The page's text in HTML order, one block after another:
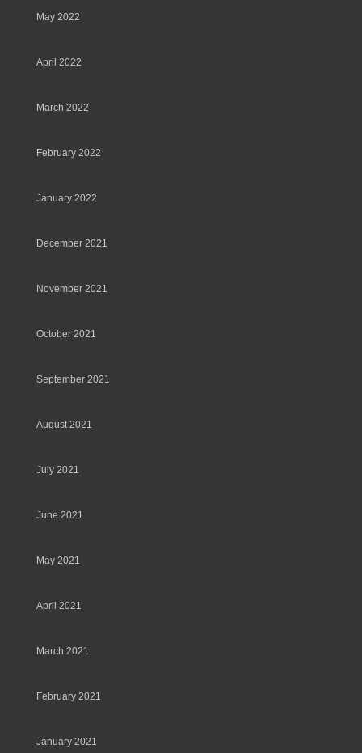
May 2022
April 2022
March 2022
February 2022
January 2022
December 2021
November 2021
October 2021
September 2021
August 2021
July 2021
June 2021
May 2021
April 2021
March 2021
February 2021
January 2021